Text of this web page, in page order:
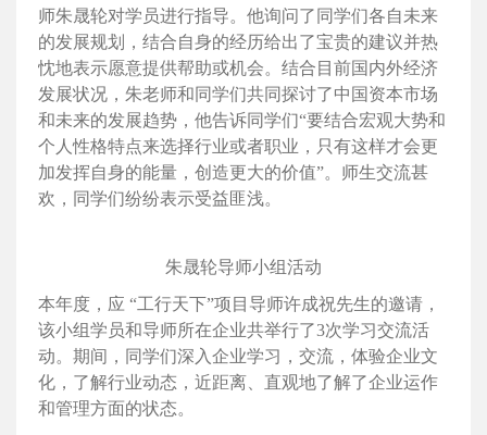
师朱晟轮对学员进行指导。他询问了同学们各自未来
的发展规划，结合自身的经历给出了宝贵的建议并热
忱地表示愿意提供帮助或机会。结合目前国内外经济
发展状况，朱老师和同学们共同探讨了中国资本市场
和未来的发展趋势，他告诉同学们“要结合宏观大势和
个人性格特点来选择行业或者职业，只有这样才会更
加发挥自身的能量，创造更大的价值”。师生交流甚
欢，同学们纷纷表示受益匪浅。
朱晟轮导师小组活动
本年度，应 “工行天下”项目导师许成祝先生的邀请，
该小组学员和导师所在企业共举行了3次学习交流活
动。期间，同学们深入企业学习，交流，体验企业文
化，了解行业动态，近距离、直观地了解了企业运作
和管理方面的状态。